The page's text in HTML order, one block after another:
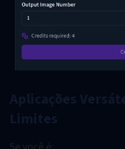
Aplicações
Limites